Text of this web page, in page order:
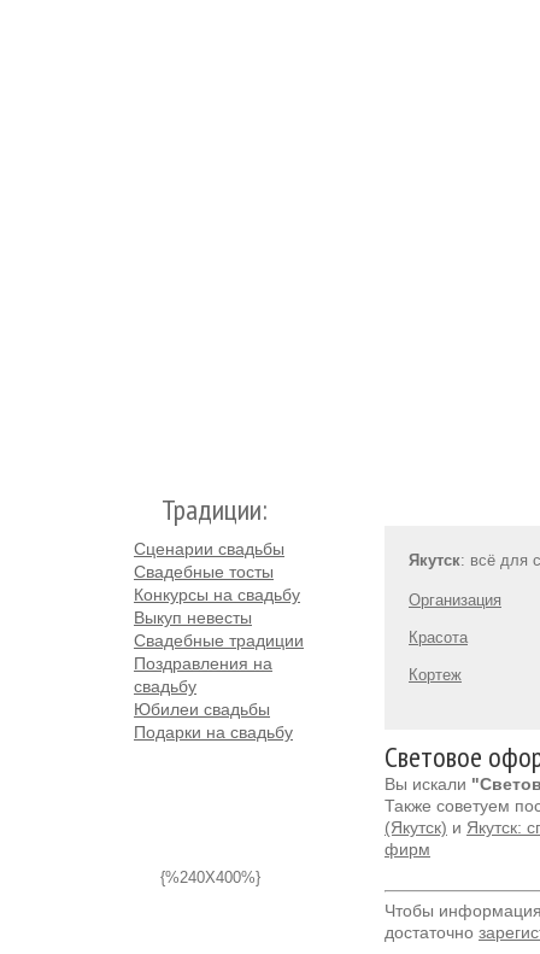
Традиции:
Сценарии свадьбы
Свадебные тосты
Конкурсы на свадьбу
Выкуп невесты
Свадебные традиции
Поздравления на
свадьбу
Юбилеи свадьбы
Подарки на свадьбу
{%240X400%}
Якутск: всё для
Организация
Красота
Кортеж
Световое
Вы искали
Также советуем
(Якутск) и Якутск:
фирм
Чтобы
достаточно